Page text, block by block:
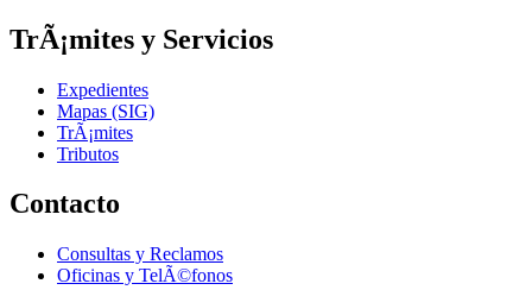
TrÃ¡mites y Servicios
Expedientes
Mapas (SIG)
TrÃ¡mites
Tributos
Contacto
Consultas y Reclamos
Oficinas y TelÃ©fonos